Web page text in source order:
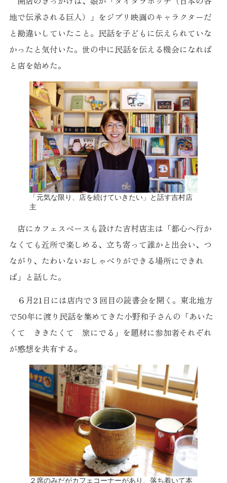
地で伝承される巨人）」をジブリ映画のキャラクターだ
と勘違いしていたこと。民話を子どもに伝えられていな
かったと気付いた。世の中に民話を伝える機会になれば
と店を始めた。
「元気な限り、店を続けていきたい」と話す吉村店
主
店にカフェスペースも設けた吉村店主は「都心へ行か
なくても近所で楽しめる、立ち寄って誰かと出会い、つ
ながり、たわいないおしゃべりができる場所にできれ
ば」と話した。
６月21日には店内で３回目の読書会を開く。東北地方
で50年に渡り民話を集めてきた小野和子さんの「あいた
くて ききたくて 旅にでる」を題材に参加者それぞれ
が感想を共有する。
２席のみだがカフェコーナーがあり、落ち着いて本